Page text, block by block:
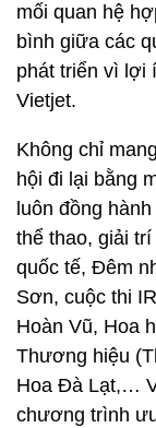
mối quan hệ
bình giữa các
phát triển vì lợi
Vietjet.
Không chỉ
hội đi lại bằng
luôn đồng
thể thao, giải
quốc tế, Đêm
Sơn, cuộc thi
Hoàn Vũ, Hoa
Thương hiệu
Hoa Đà Lạt,…
chương trình